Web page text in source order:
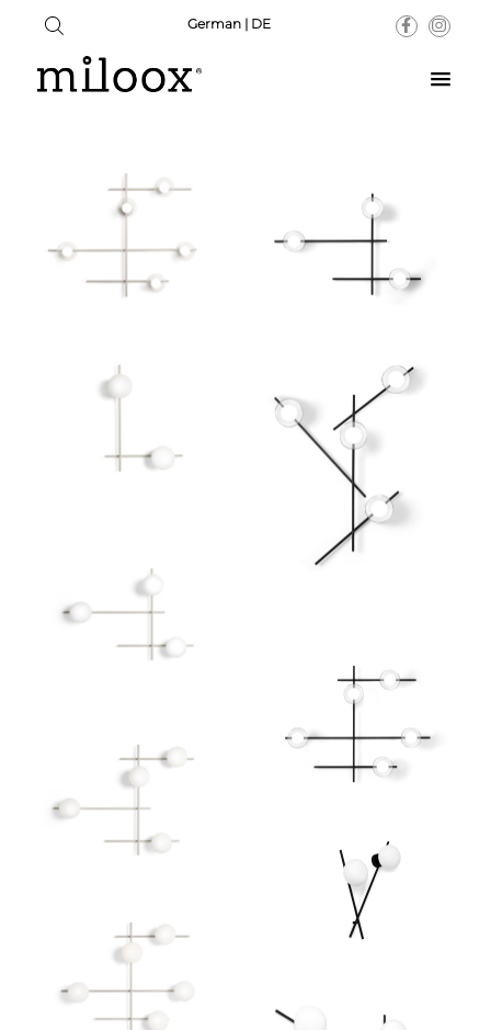
German | DE